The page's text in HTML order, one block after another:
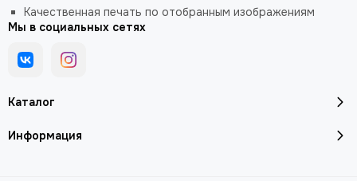
Каталог
Информация
Качественная печать по отобранным изображениям
Мы в социальных сетях